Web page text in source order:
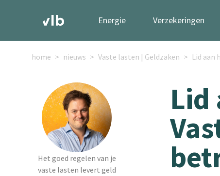
Energie Verzekeringen
home nieuws Vaste lasten | Geldzaken Lid aan
Het goed regelen van je
vaste lasten levert geld
Lid